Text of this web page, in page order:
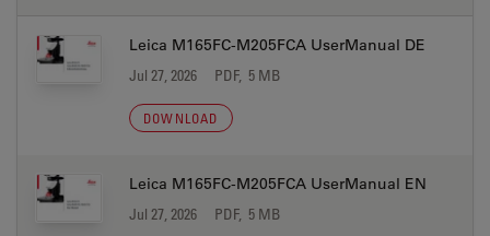
Leica M165FC-M205FCA UserManual DE
Jul 27, 2026 PDF, 5 MB
DOWNLOAD
Leica M165FC-M205FCA UserManual EN
Jul 27, 2026 PDF, 5 MB